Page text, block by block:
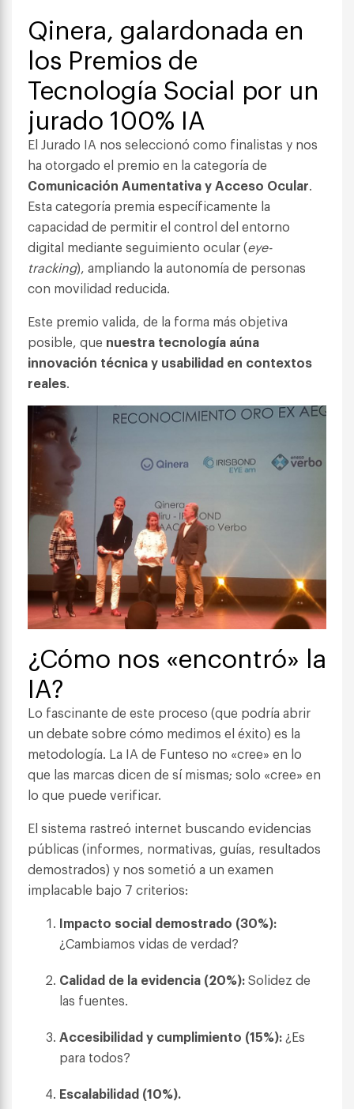
Qinera, galardonada en
los Premios de
Tecnología Social por un
jurado 100% IA
El Jurado IA nos seleccionó como finalistas y nos
ha otorgado el premio en la categoría de
Comunicación Aumentativa y Acceso Ocular.
Esta categoría premia específicamente la
capacidad de permitir el control del entorno
digital mediante seguimiento ocular (eye-
tracking), ampliando la autonomía de personas
con movilidad reducida.
Este premio valida, de la forma más objetiva
posible, que nuestra tecnología aúna
innovación técnica y usabilidad en contextos
reales.
¿Cómo nos «encontró» la
IA?
Lo fascinante de este proceso (que podría abrir
un debate sobre cómo medimos el éxito) es la
metodología. La IA de Funteso no «cree» en lo
que las marcas dicen de sí mismas; solo «cree» en
lo que puede verificar.
El sistema rastreó internet buscando evidencias
públicas (informes, normativas, guías, resultados
demostrados) y nos sometió a un examen
implacable bajo 7 criterios:
Impacto social demostrado (30%):
¿Cambiamos vidas de verdad?
Calidad de la evidencia (20%):Solidez de
las fuentes.
Accesibilidad y cumplimiento (15%): ¿Es
para todos?
Escalabilidad (10%).